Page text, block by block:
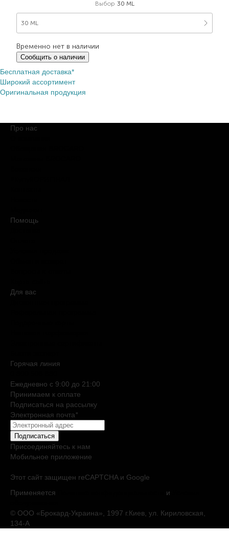
Выбор 30 ML
30 ML
Временно нет в наличии
Сообщить о наличии
Бесплатная доставка*
Широкий ассортимент
Оригинальная продукция
Про нас
Помощь
Для вас
Горячая линия
Ежедневно c 9:00 до 21:00
Принимаем к оплате
Подписаться на рассылку
Электронная почта*
Подписаться
Присоединяйтесь к нам
Мобильное приложение
Этот сайт защищен reCAPTCHA и Google
Применяется
и
© ООО «Брокард-Украина», 1997 г.Киев, ул. Кириловская,
134-А